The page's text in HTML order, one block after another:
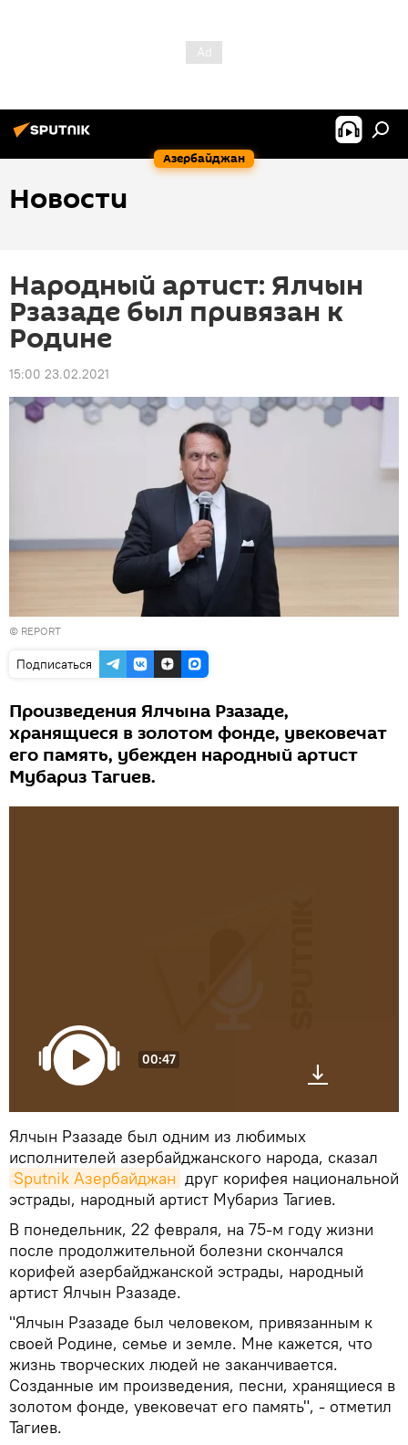
Азербайджан
Новости
Народный артист: Ялчын
Рзазаде был привязан к
Родине
15:00 23.02.2021
© REPORT
Подписаться
Произведения Ялчына Рзазаде,
хранящиеся в золотом фонде, увековечат
его память, убежден народный артист
Мубариз Тагиев.
00:47
Ялчын Рзазаде был одним из любимых
исполнителей азербайджанского народа, сказал
Sputnik Азербайджан друг корифея национальной
эстрады, народный артист Мубариз Тагиев.
В понедельник, 22 февраля, на 75-м году жизни
после продолжительной болезни скончался
корифей азербайджанской эстрады, народный
артист Ялчын Рзазаде.
"Ялчын Рзазаде был человеком, привязанным к
своей Родине, семье и земле. Мне кажется, что
жизнь творческих людей не заканчивается.
Созданные им произведения, песни, хранящиеся в
золотом фонде, увековечат его память", - отметил
Тагиев.